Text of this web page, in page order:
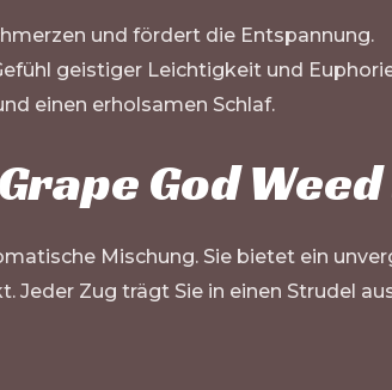
und fördert die Entspannung.
geistiger Leichtigkeit und
einen erholsamen Schlaf.
God
Mischung. Sie bietet ein
Zug trägt Sie in einen Strudel